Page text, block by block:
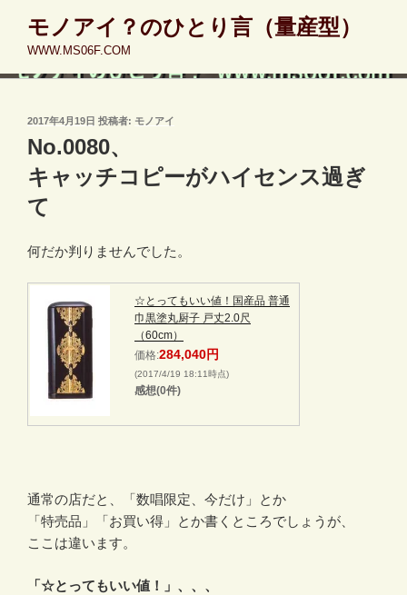
ン
モノアイ？のひとり言（量産型）
WWW.MS06F.COM
投
日:
2017年4月19日 投稿者: モノアイ
No.0080、
キャッチコピーがハイセンス過ぎ
て
何だか判りませんでした。
☆とってもいい値！国産品 普通
巾黒塗丸厨子 戸丈2.0尺
（60cm）
価格:284,040円
(2017/4/19 18:11時点)
感想(0件)
通常の店だと、「数唱限定、今だけ」とか
「特売品」「お買い得」とか書くところでしょうが、
ここは違います。
「☆とってもいい値！」、、、